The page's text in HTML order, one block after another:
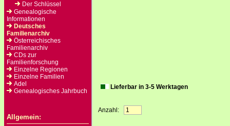
Der Schlüssel
Genealogische
Informationen
Deutsches
Familienarchiv
Österreichisches
Familienarchiv
CDs zur
Familienforschung
Einzelne Regionen
Einzelne Familien
Adel
Genealogisches Jahrbuch
Allgemein:
Lieferbar in 3-5 Werktagen
Anzahl: